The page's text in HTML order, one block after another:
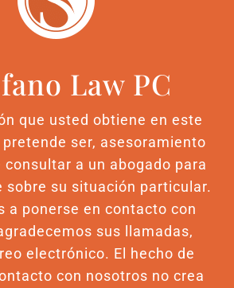
Law PC
que usted obtiene en este
ser, asesoramiento
consultar a un abogado para
sobre su situación particular.
a ponerse en contacto con
sus llamadas,
electrónico. El hecho de
con nosotros no crea